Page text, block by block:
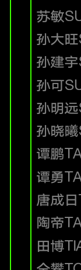
苏敏
孙大旺
孙建宇
孙可
孙明远
孙晓曦
谭鹏
谭勇
唐成日
陶帝
田博